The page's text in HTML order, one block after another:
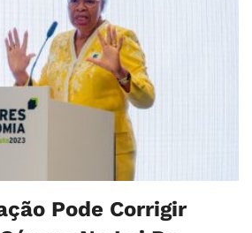
Pode Corrigir